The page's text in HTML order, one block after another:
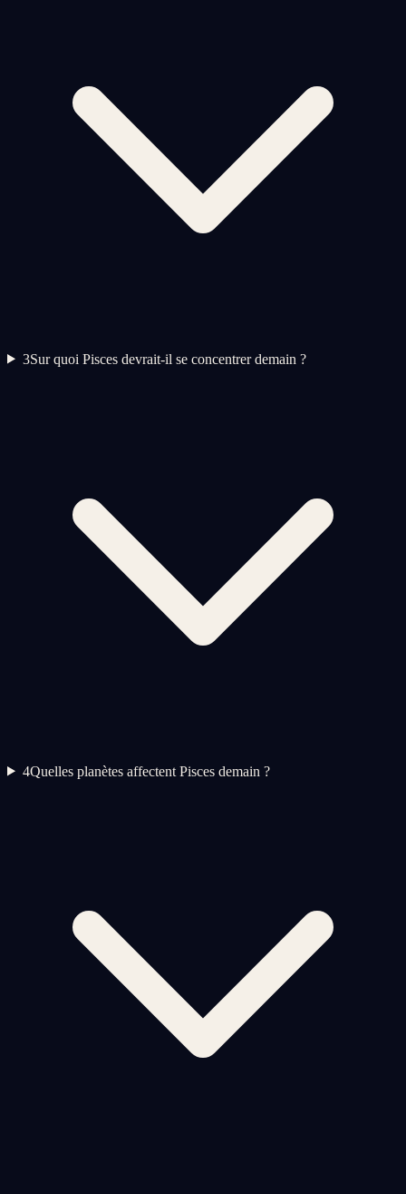
3Sur quoi Pisces devrait-il se concentrer demain ?
4Quelles planètes affectent Pisces demain ?